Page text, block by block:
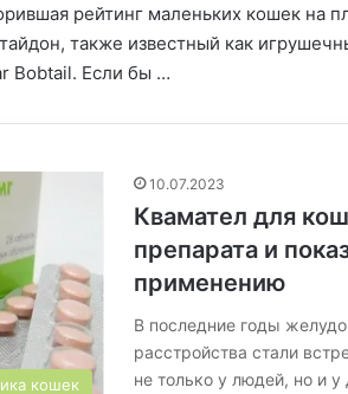
рейтинг маленьких кошек на
также известный как
Bobtail. Если бы …
кошек
10.07.2023
Квамател для
препарата и
применению
В последние годы
расстройства стали
не только у людей, но и